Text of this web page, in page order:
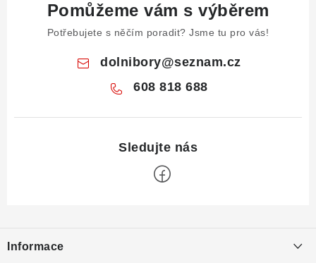
Pomůžeme vám s výběrem
Potřebujete s něčím poradit? Jsme tu pro vás!
dolnibory@seznam.cz
608 818 688
pInformace